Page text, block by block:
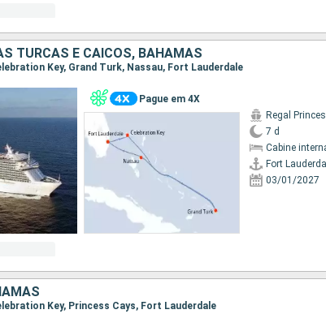
TURCAS E CAICOS, BAHAMAS
Key, Grand Turk, Nassau, Fort Lauderdale
Pague em 4X
Regal
7 d
Cabine
Fort
03/01/2027
Key, Princess Cays, Fort Lauderdale